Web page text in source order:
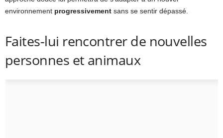
environnement progressivement sans se sentir dépassé.
Faites-lui rencontrer de nouvelles
personnes et animaux